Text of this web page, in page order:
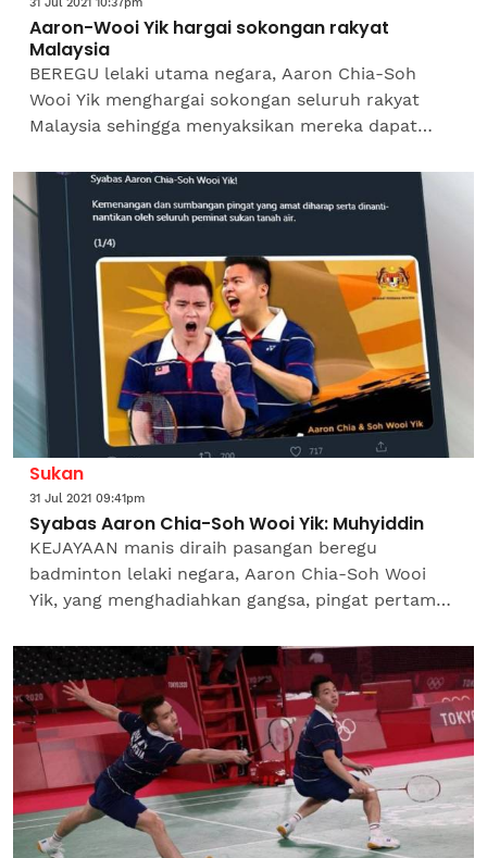
Aaron-Wooi Yik hargai sokongan rakyat
Malaysia
BEREGU lelaki utama negara, Aaron Chia-Soh
Wooi Yik menghargai sokongan seluruh rakyat
Malaysia sehingga menyaksikan mereka dapat
2020. Pasangan muda...
Sukan
31 Jul 2021 09:41pm
Syabas Aaron Chia-Soh Wooi Yik: Muhyiddin
KEJAYAAN manis diraih pasangan beregu
badminton lelaki negara, Aaron Chia-Soh Wooi
Yik, yang menghadiahkan gangsa, pingat pertama
perhatian Perdana Menteri,...